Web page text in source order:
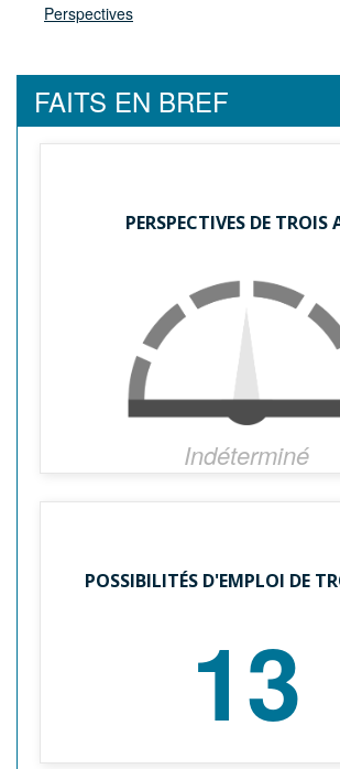
Perspectives
FAITS EN BREF
PERSPECTIVES DE TROIS
Indéterminé
POSSIBILITÉS D'EMPLOI DE
13